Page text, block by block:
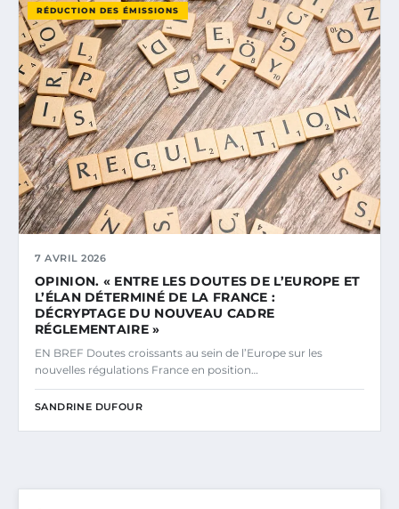
RÉDUCTION DES ÉMISSIONS
7 AVRIL 2026
OPINION. « ENTRE LES DOUTES DE L’EUROPE ET
L’ÉLAN DÉTERMINÉ DE LA FRANCE :
DÉCRYPTAGE DU NOUVEAU CADRE
RÉGLEMENTAIRE »
EN BREF Doutes croissants au sein de l’Europe sur les
nouvelles régulations France en position…
SANDRINE DUFOUR